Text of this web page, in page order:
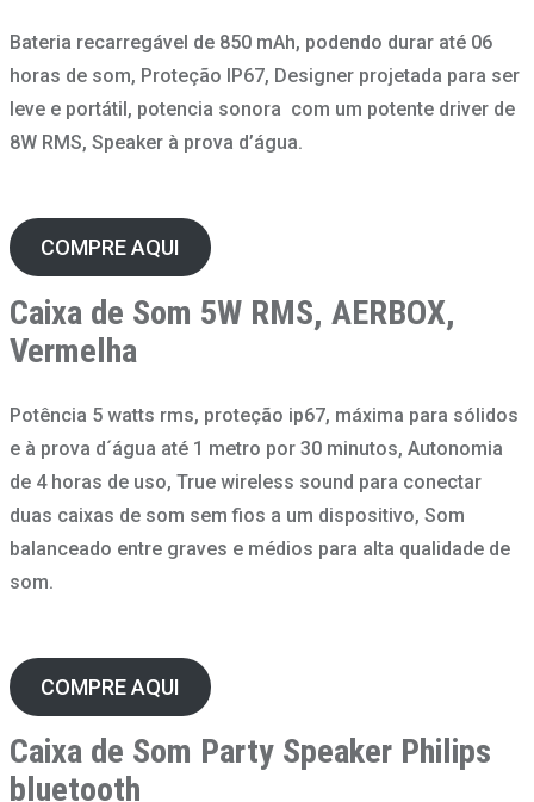
Bateria recarregável de 850 mAh, podendo durar até 06
horas de som, Proteção IP67, Designer projetada para ser
leve e portátil, potencia sonora com um potente driver de
8W RMS, Speaker à prova d’água.
COMPRE AQUI
Caixa de Som 5W RMS, AERBOX,
Vermelha
Potência 5 watts rms, proteção ip67, máxima para sólidos
e à prova d´água até 1 metro por 30 minutos, Autonomia
de 4 horas de uso, True wireless sound para conectar
duas caixas de som sem fios a um dispositivo, Som
balanceado entre graves e médios para alta qualidade de
som.
COMPRE AQUI
Caixa de Som Party Speaker Philips
bluetooth